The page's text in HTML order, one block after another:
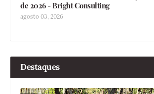
de 2026 - Bright Consulting
agosto 03, 2026
Destaques